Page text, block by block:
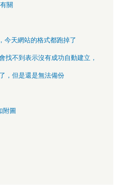
關
今天網站的格式都跑掉了
找不到表示沒有成功自動建立，
，但是還是無法備份
附圖